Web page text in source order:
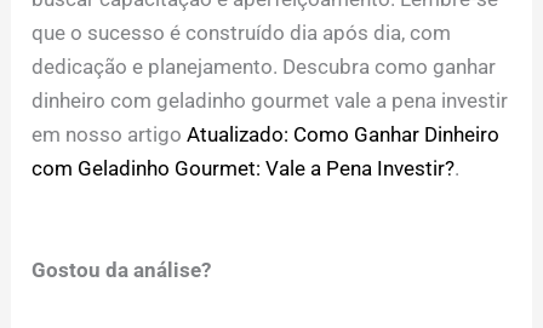
que o sucesso é construído dia após dia, com
dedicação e planejamento. Descubra como ganhar
dinheiro com geladinho gourmet vale a pena investir
em nosso artigoAtualizado: Como Ganhar Dinheiro
com Geladinho Gourmet: Vale a Pena Investir?.
Gostou da análise?